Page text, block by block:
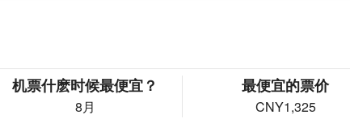
机票什麽时候最便宜？
8月
最便宜的票价
CNY1,325